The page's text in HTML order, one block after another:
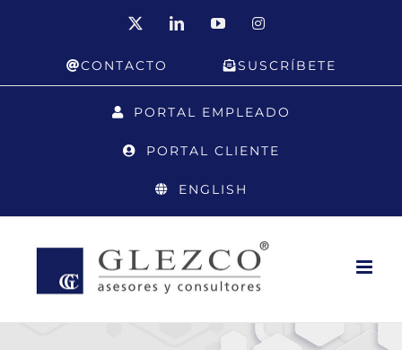
LinkedInYouTubeInstagram
CONTACTO SUSCRÍBETE
PORTAL EMPLEADO
PORTAL CLIENTE
ENGLISH